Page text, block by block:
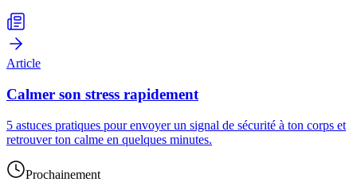
Article
Calmer son stress rapidement
5 astuces pratiques pour envoyer un signal de sécurité à ton corps et
retrouver ton calme en quelques minutes.
Prochainement